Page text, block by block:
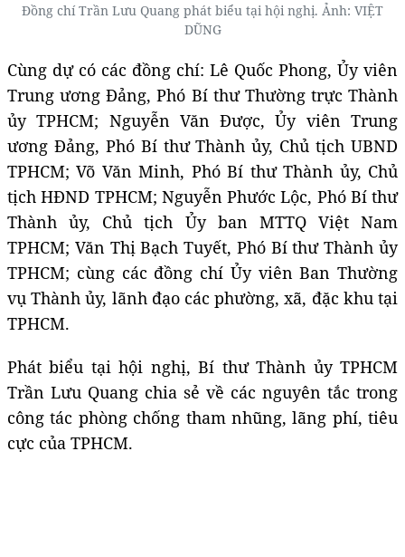
Đồng chí Trần Lưu Quang phát biểu tại hội nghị. Ảnh: VIỆT
DŨNG
Cùng dự có các đồng chí: Lê Quốc Phong, Ủy viên
Trung ương Đảng, Phó Bí thư Thường trực Thành
ủy TPHCM; Nguyễn Văn Được, Ủy viên Trung
ương Đảng, Phó Bí thư Thành ủy, Chủ tịch UBND
TPHCM; Võ Văn Minh, Phó Bí thư Thành ủy, Chủ
tịch HĐND TPHCM; Nguyễn Phước Lộc, Phó Bí thư
Thành ủy, Chủ tịch Ủy ban MTTQ Việt Nam
TPHCM; Văn Thị Bạch Tuyết, Phó Bí thư Thành ủy
TPHCM; cùng các đồng chí Ủy viên Ban Thường
vụ Thành ủy, lãnh đạo các phường, xã, đặc khu tại
TPHCM.
Phát biểu tại hội nghị, Bí thư Thành ủy TPHCM
Trần Lưu Quang chia sẻ về các nguyên tắc trong
công tác phòng chống tham nhũng, lãng phí, tiêu
cực của TPHCM.